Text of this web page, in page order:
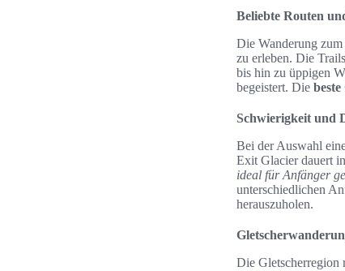
Beliebte Routen
Die Wanderung
zu erleben. Die
bis hin zu üppigen
begeistert. Die
Schwierigkeit und
Bei der Auswahl
Exit Glacier dauert
ideal für Anfänger
unterschiedlichen
herauszuholen.
Die Gletscherregion